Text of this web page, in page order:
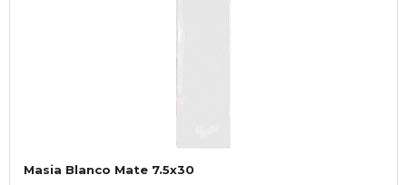
Masia Blanco Mate 7.5x30